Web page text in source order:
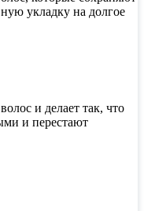
укладку на долгое
и делает так, что
и перестают